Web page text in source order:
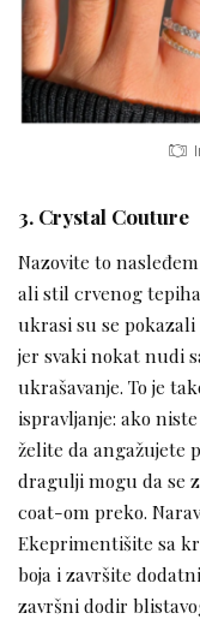
3. Crystal Couture
Nazovite to
ali stil crvenog
ukrasi su se
jer svaki nokat nudi
ukrašavanje. To je
ispravljanje: ako
želite da angažujete
dragulji mogu da se
coat-om preko.
Ekeprimentišite sa
boja i završite
završni dodir